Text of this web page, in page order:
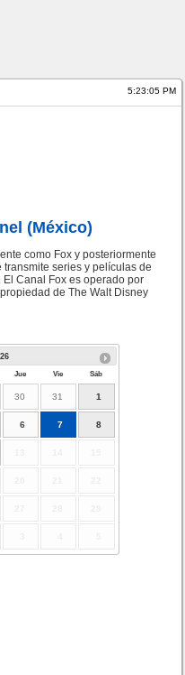
5:23:05 PM
(México)
como Fox y posteriormente
series y películas de
Canal Fox es operado por
de The Walt Disney
Jue Vie Sáb
30 31 1
6 7 8